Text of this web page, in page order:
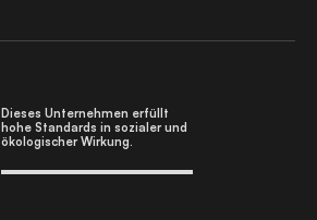
Dieses Unternehmen erfüllt
hohe Standards in sozialer und
ökologischer Wirkung.